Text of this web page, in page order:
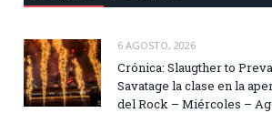
6 AGOSTO, 2026
Crónica: Slaugther to
Savatage la clase en la
del Rock – Miércoles –